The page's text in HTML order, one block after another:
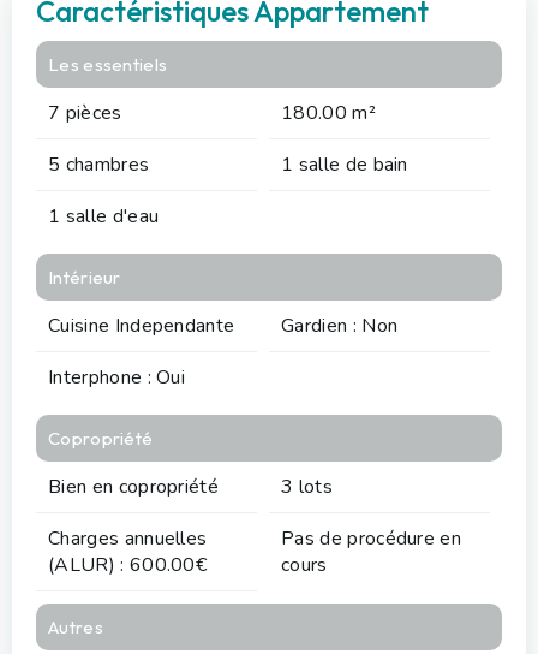
Caractéristiques Appartement
Les essentiels
7 pièces
180.00 m²
5 chambres
1 salle de bain
1 salle d'eau
Intérieur
Cuisine Independante
Gardien : Non
Interphone : Oui
Copropriété
Bien en copropriété
3 lots
Charges annuelles
(ALUR) : 600.00€
Pas de procédure en
cours
Autres